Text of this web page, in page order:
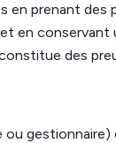
en prenant
en
des
gestionnaire)